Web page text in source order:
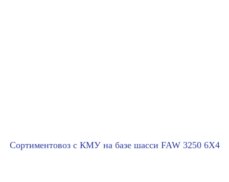
Сортиментовоз с КМУ на базе шасси FAW 3250 6X4